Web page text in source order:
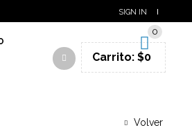
SIGN IN
0
Carrito: $0
Volver